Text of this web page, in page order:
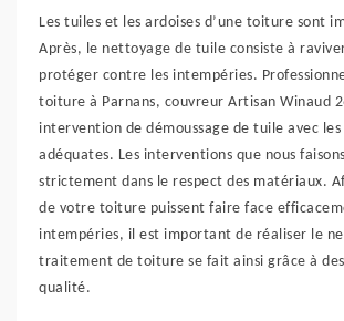
Les tuiles et les ardoises d’une toiture sont
Après, le nettoyage de tuile consiste à
protéger contre les intempéries.
toiture à Parnans, couvreur Artisan Winaud
intervention de démoussage de tuile avec
adéquates. Les interventions que nous
strictement dans le respect des matériaux.
de votre toiture puissent faire face
intempéries, il est important de réaliser le
traitement de toiture se fait ainsi grâce à
qualité.